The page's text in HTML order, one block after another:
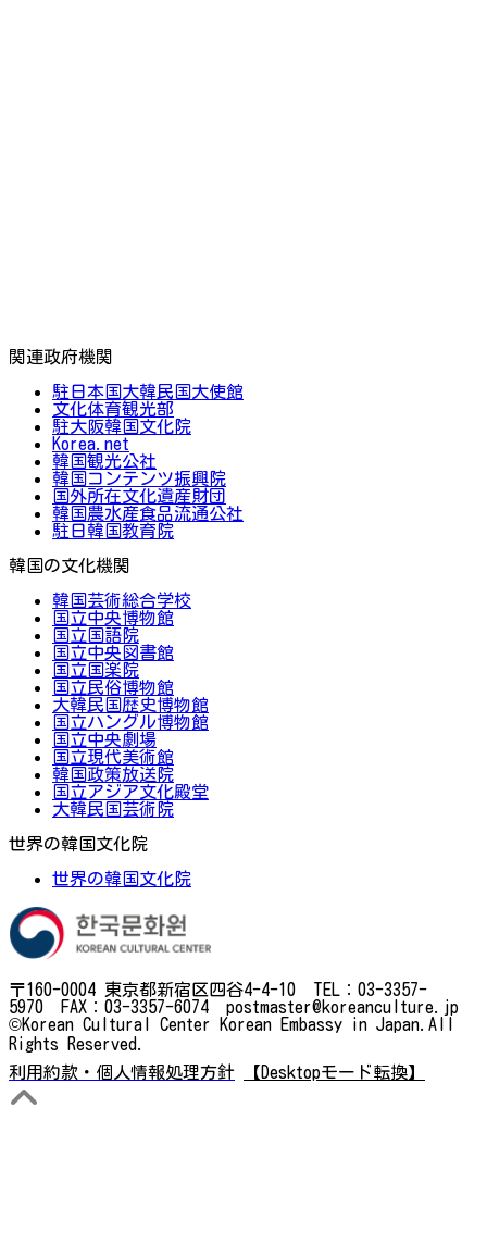
関連政府機関
駐日本国大韓民国大使館
文化体育観光部
駐大阪韓国文化院
Korea.net
韓国観光公社
韓国コンテンツ振興院
国外所在文化遺産財団
韓国農水産食品流通公社
駐日韓国教育院
韓国の文化機関
韓国芸術総合学校
国立中央博物館
国立国語院
国立中央図書館
国立国楽院
国立民俗博物館
大韓民国歴史博物館
国立ハングル博物館
国立中央劇場
国立現代美術館
韓国政策放送院
国立アジア文化殿堂
大韓民国芸術院
世界の韓国文化院
世界の韓国文化院
〒160-0004 東京都新宿区四谷4-4-10 TEL：03-3357-
5970 FAX：03-3357-6074 postmaster@koreanculture.jp
©Korean Cultural Center Korean Embassy in Japan.All
Rights Reserved.
利用約款・個人情報処理方針
【Desktopモード転換】